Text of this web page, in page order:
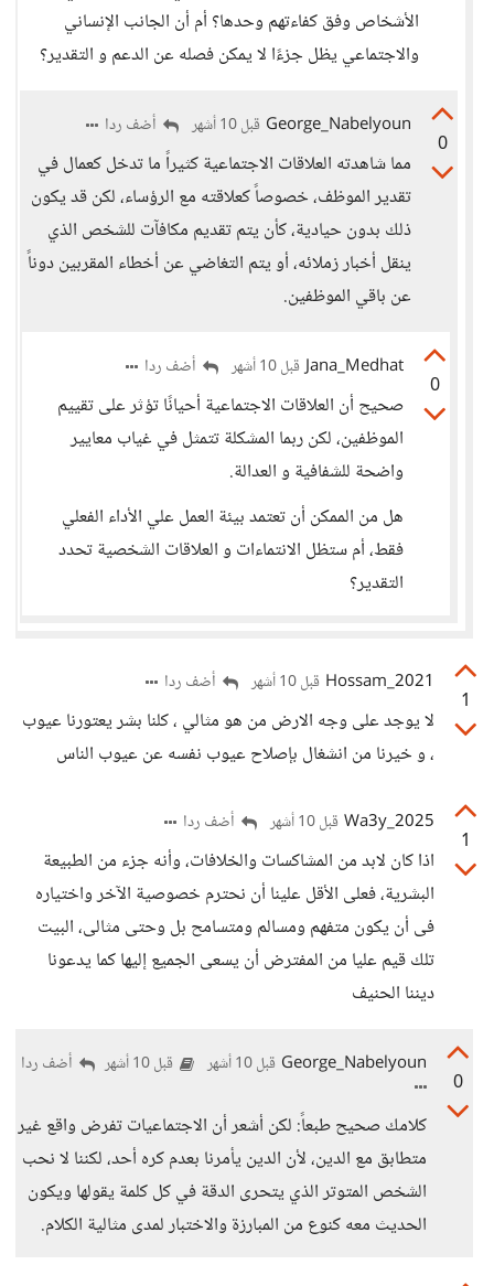
الأشخاص وفق كفاءتهم وحدها؟ أم أن الجانب الإنساني
والاجتماعي يظل جزءًا لا يمكن فصله عن الدعم و التقدير؟
0
George_Nabelyoun قبل 10 أشهر أضف ردا
مما شاهدته العلاقات الاجتماعية كثيراً ما تدخل كعمال في
تقدير الموظف، خصوصاً كعلاقته مع الرؤساء، لكن قد يكون
ذلك بدون حيادية، كأن يتم تقديم مكافآت للشخص الذي
ينقل أخبار زملائه، أو يتم التغاضي عن أخطاء المقربين دوناً
عن باقي الموظفين.
0
Jana_Medhat قبل 10 أشهر أضف ردا
صحيح أن العلاقات الاجتماعية أحيانًا تؤثر على تقييم
الموظفين، لكن ربما المشكلة تتمثل في غياب معايير
واضحة للشفافية و العدالة.
هل من الممكن أن تعتمد بيئة العمل علي الأداء الفعلي
فقط، أم ستظل الانتماءات و العلاقات الشخصية تحدد
التقدير؟
1
Hossam_2021 قبل 10 أشهر أضف ردا
لا يوجد على وجه الارض من هو مثالي ، كلنا بشر يعتورنا عيوب
، و خيرنا من انشغال بإصلاح عيوب نفسه عن عيوب الناس
1
Wa3y_2025 قبل 10 أشهر أضف ردا
اذا كان لابد من المشاكسات والخلافات، وأنه جزء من الطبيعة
البشرية، فعلى الأقل علينا أن نحترم خصوصية الآخر واختياره
فى أن يكون متفهم ومسالم ومتسامح بل وحتى مثالى، البيت
تلك قيم عليا من المفترض أن يسعى الجميع إليها كما يدعونا
ديننا الحنيف
0
George_Nabelyoun قبل 10 أشهر قبل 10 أشهر أضف ردا
كلامك صحيح طبعاً: لكن أشعر أن الاجتماعيات تفرض واقع غير
متطابق مع الدين، لأن الدين يأمرنا بعدم كره أحد، لكننا لا نحب
الشخص المتوتر الذي يتحرى الدقة في كل كلمة يقولها ويكون
الحديث معه كنوع من المبارزة والاختبار لمدى مثالية الكلام.